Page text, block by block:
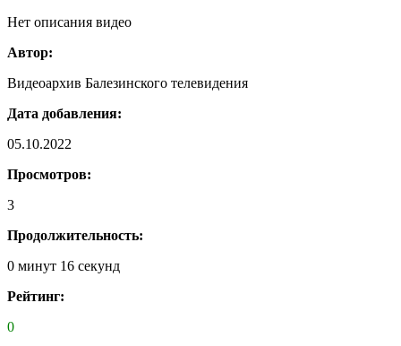
Нет описания видео
Автор:
Видеоархив Балезинского телевидения
Дата добавления:
05.10.2022
Просмотров:
3
Продолжительность:
0 минут 16 секунд
Рейтинг:
0